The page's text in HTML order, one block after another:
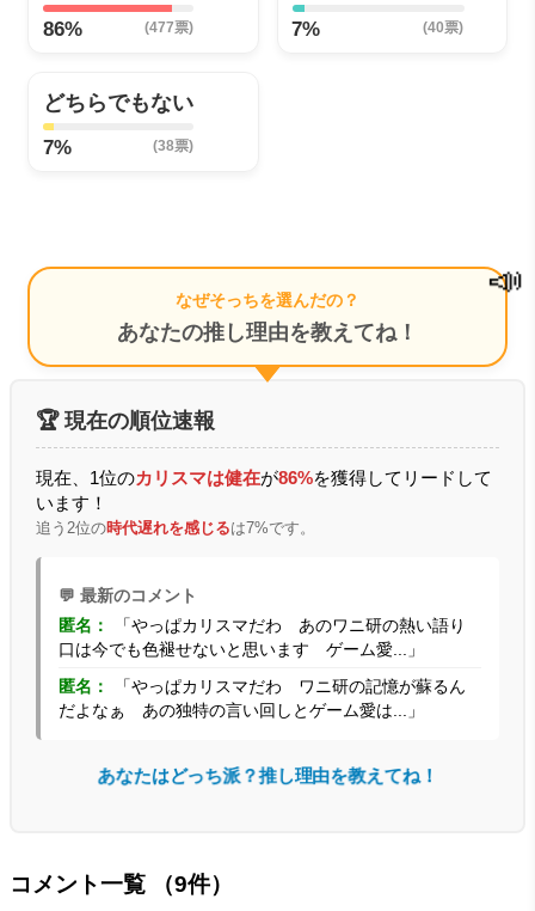
86% (477票) 7% (40票)
どちらでもない
7% (38票)
なぜそっちを選んだの？
あなたの推し理由を教えてね！
📣
🏆 現在の順位速報
現在、1位のカリスマは健在が86%を獲得してリードして
います！
追う2位の時代遅れを感じるは7%です。
💬 最新のコメント
匿名：
「やっぱカリスマだわ あのワニ研の熱い語り
口は今でも色褪せないと思います ゲーム愛...」
匿名：
「やっぱカリスマだわ ワニ研の記憶が蘇るん
だよなぁ あの独特の言い回しとゲーム愛は...」
あなたはどっち派？推し理由を教えてね！
コメント一覧 （9件）